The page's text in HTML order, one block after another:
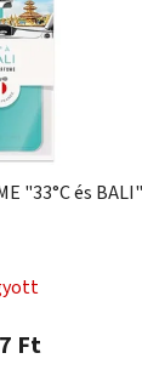
"33°C és BALI"
Ft